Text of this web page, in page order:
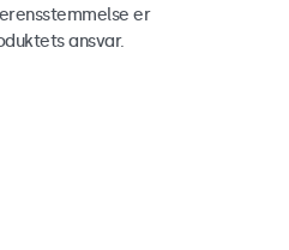
er
ansvar.